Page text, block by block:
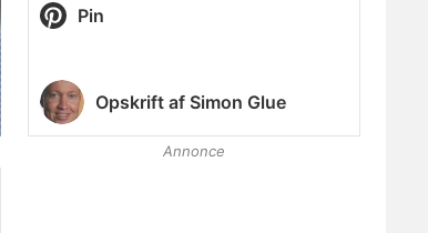
Pin
Opskrift af Simon Glue
Annonce